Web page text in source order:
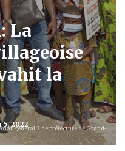
La
la
5, 2022
général 2 de préfecture de Grand-